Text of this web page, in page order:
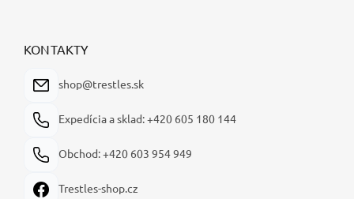
KONTAKTY
shop@trestles.sk
Expedícia a sklad: +420 605 180 144
Obchod: +420 603 954 949
Trestles-shop.cz